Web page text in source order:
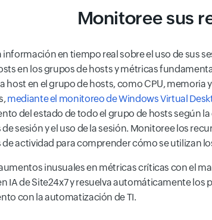
Monitoree sus
en tiempo real sobre el uso de sus
en los grupos de hosts y métricas
host en el grupo de hosts, como CPU, memoria
mediante el monitoreo de Windows Virtual
del estado de todo el grupo de hosts según
sesión y el uso de la sesión. Monitoree los
de actividad para comprender cómo se utilizan
inusuales en métricas críticas con el
IA de Site24x7 y resuelva automáticamente los
con la automatización de TI.